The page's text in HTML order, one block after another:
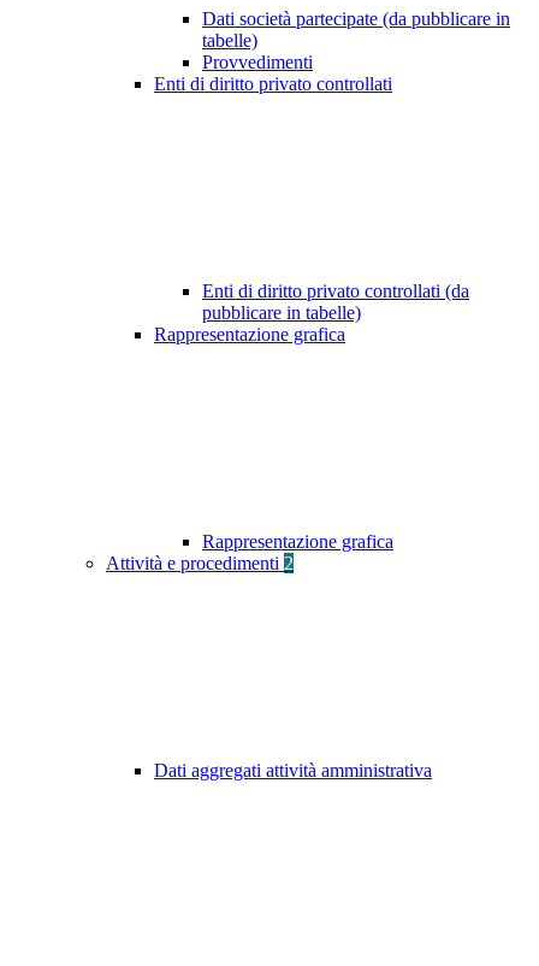
Dati società partecipate (da pubblicare in
tabelle)
Provvedimenti
Enti di diritto privato controllati
Enti di diritto privato controllati (da
pubblicare in tabelle)
Rappresentazione grafica
Rappresentazione grafica
Attività e procedimenti 2
Dati aggregati attività amministrativa